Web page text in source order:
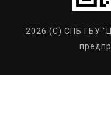
2026 (C) СПБ ГБУ